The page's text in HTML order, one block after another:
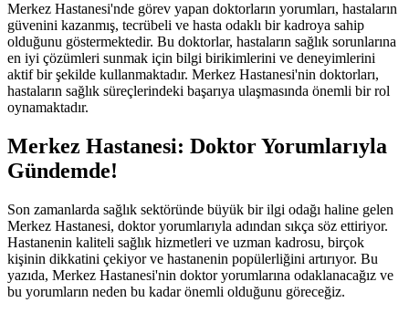
Merkez Hastanesi'nde görev yapan doktorların yorumları, hastaların
güvenini kazanmış, tecrübeli ve hasta odaklı bir kadroya sahip
olduğunu göstermektedir. Bu doktorlar, hastaların sağlık sorunlarına
en iyi çözümleri sunmak için bilgi birikimlerini ve deneyimlerini
aktif bir şekilde kullanmaktadır. Merkez Hastanesi'nin doktorları,
hastaların sağlık süreçlerindeki başarıya ulaşmasında önemli bir rol
oynamaktadır.
Merkez Hastanesi: Doktor Yorumlarıyla
Gündemde!
Son zamanlarda sağlık sektöründe büyük bir ilgi odağı haline gelen
Merkez Hastanesi, doktor yorumlarıyla adından sıkça söz ettiriyor.
Hastanenin kaliteli sağlık hizmetleri ve uzman kadrosu, birçok
kişinin dikkatini çekiyor ve hastanenin popülerliğini artırıyor. Bu
yazıda, Merkez Hastanesi'nin doktor yorumlarına odaklanacağız ve
bu yorumların neden bu kadar önemli olduğunu göreceğiz.